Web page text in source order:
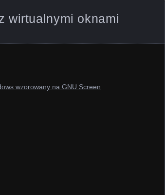
wirtualnymi oknami
wzorowany na GNU Screen